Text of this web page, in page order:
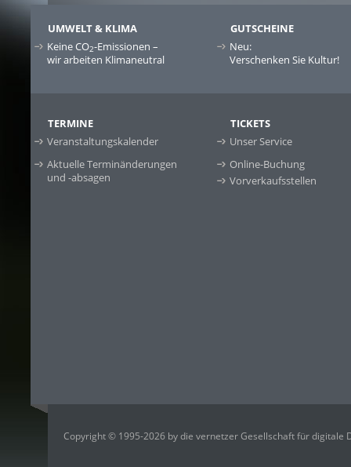
UMWELT & KLIMA
Keine CO2-Emissionen –
wir arbeiten Klimaneutral
GUTSCHEINE
Neu:
Verschenken Sie Kultur!
TERMINE
Veranstaltungskalender
Aktuelle Terminänderungen
und -absagen
TICKETS
Unser Service
Online-Buchung
Vorverkaufsstellen
Copyright © 1995-2026 by die vernetzer Gesellschaft für digitale